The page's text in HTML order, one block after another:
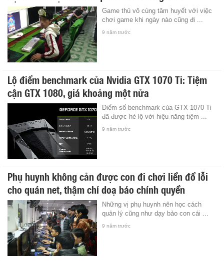
Game thủ vô cùng tâm huyết với việc
chơi game khi ngày nào cũng đi ...
9 năm trước
Lộ điểm benchmark của Nvidia GTX 1070 Ti: Tiệm
cận GTX 1080, giá khoảng một nửa
Điểm số benchmark của GTX 1070 Ti
đã được hé lộ với hiệu năng tiệm ...
9 năm trước
Phụ huynh không cản được con đi chơi liền đổ lỗi
cho quán net, thậm chí doạ báo chính quyền
Những vị phụ huynh nên học cách
quản lý cũng như dạy bảo con cái ...
9 năm trước